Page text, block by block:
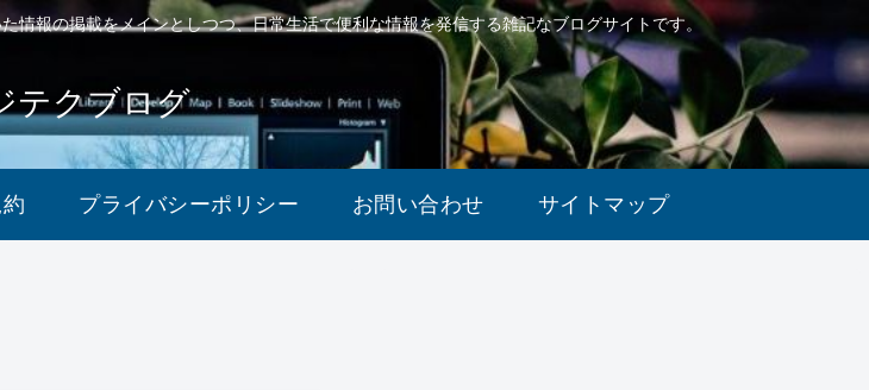
報の掲載をメインとしつつ、日常生活で便利な情報を発信する雑記なブログサイトです。
テクブログ
プライバシーポリシー お問い合わせ サイトマップ